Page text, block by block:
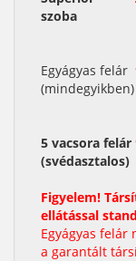
szoba
Egyágyas felár
(mindegyikben)
5 vacsora felár
(svédasztalos)
Figyelem!
ellátással
Egyágyas
a garantált